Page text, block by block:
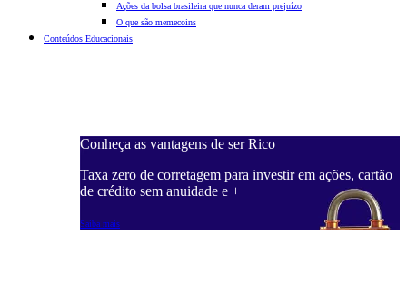
Ações da bolsa brasileira que nunca deram prejuízo
O que são memecoins
Conteúdos Educacionais
Conheça as vantagens de ser Rico
Taxa zero de corretagem para investir em ações, cartão
de crédito sem anuidade e +
Saiba mais